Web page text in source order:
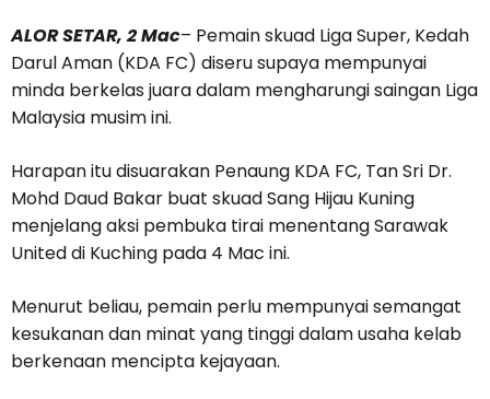
ALOR SETAR, 2 Mac– Pemain skuad Liga Super, Kedah
Darul Aman (KDA FC) diseru supaya mempunyai
minda berkelas juara dalam mengharungi saingan Liga
Malaysia musim ini.
Harapan itu disuarakan Penaung KDA FC, Tan Sri Dr.
Mohd Daud Bakar buat skuad Sang Hijau Kuning
menjelang aksi pembuka tirai menentang Sarawak
United di Kuching pada 4 Mac ini.
Menurut beliau, pemain perlu mempunyai semangat
kesukanan dan minat yang tinggi dalam usaha kelab
berkenaan mencipta kejayaan.